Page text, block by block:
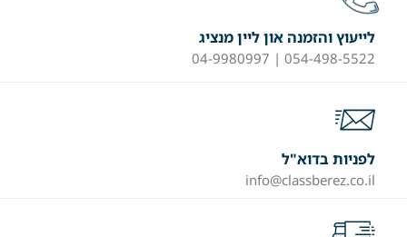
לייעוץ והזמנה און ליין מנציג
054-498-5522 | 04-9980997
לפניות בדוא"ל
info@classberez.co.il